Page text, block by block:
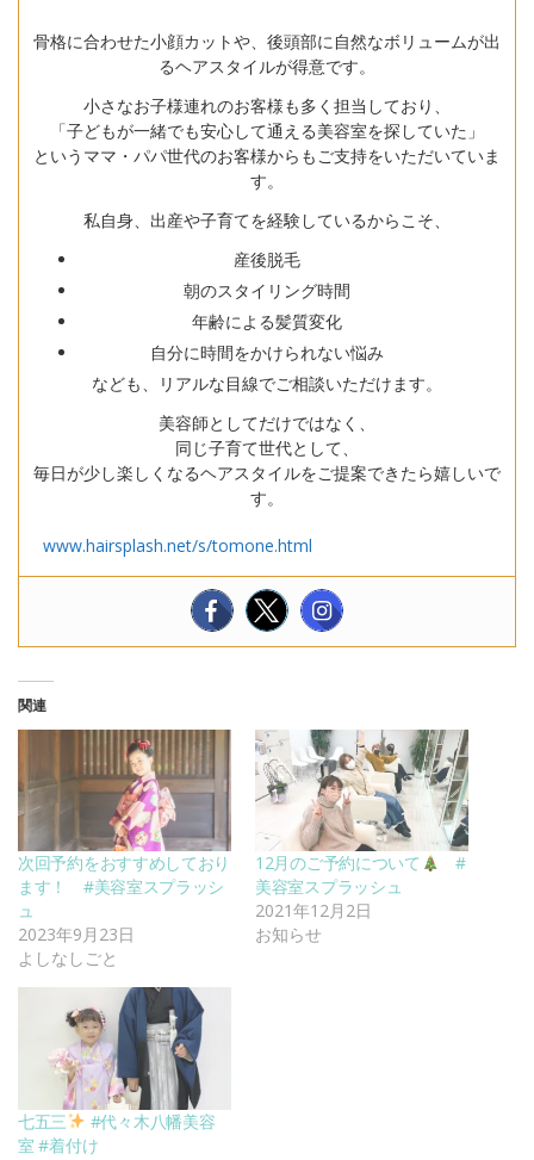
骨格に合わせた小顔カットや、後頭部に自然なボリュームが出
るヘアスタイルが得意です。
小さなお子様連れのお客様も多く担当しており、
「子どもが一緒でも安心して通える美容室を探していた」
というママ・パパ世代のお客様からもご支持をいただいていま
す。
私自身、出産や子育てを経験しているからこそ、
産後脱毛
朝のスタイリング時間
年齢による髪質変化
自分に時間をかけられない悩み
なども、リアルな目線でご相談いただけます。
美容師としてだけではなく、
同じ子育て世代として、
毎日が少し楽しくなるヘアスタイルをご提案できたら嬉しいで
す。
www.hairsplash.net/s/tomone.html
関連
次回予約をおすすめしており
ます！ #美容室スプラッシ
ュ
2023年9月23日
よしなしごと
12月のご予約について
#
美容室スプラッシュ
2021年12月2日
お知らせ
七五三
#代々木八幡美容
室 #着付け